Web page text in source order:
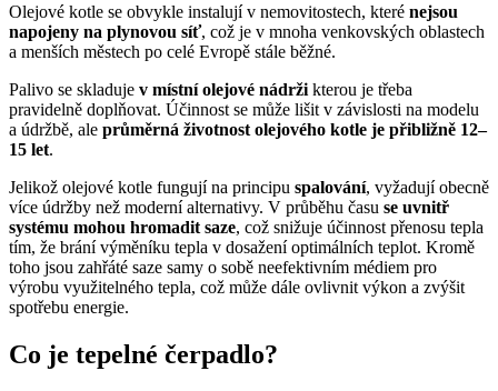
Olejové kotle se obvykle instalují v nemovitostech, které nejsou
napojeny na plynovou síť, což je v mnoha venkovských oblastech
a menších městech po celé Evropě stále běžné.
Palivo se skladuje v místní olejové nádržikterou je třeba
pravidelně doplňovat. Účinnost se může lišit v závislosti na modelu
a údržbě, ale průměrná životnost olejového kotle je přibližně 12–
15 let.
Jelikož olejové kotle fungují na principu spalování, vyžadují obecně
více údržby než moderní alternativy. V průběhu času se uvnitř
systému mohou hromadit saze, což snižuje účinnost přenosu tepla
tím, že brání výměníku tepla v dosažení optimálních teplot. Kromě
toho jsou zahřáté saze samy o sobě neefektivním médiem pro
výrobu využitelného tepla, což může dále ovlivnit výkon a zvýšit
spotřebu energie.
Co je tepelné čerpadlo?